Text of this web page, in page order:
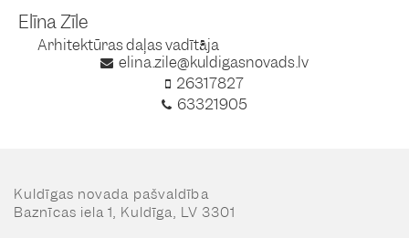
Elīna Zīle
Arhitektūras daļas vadītāja
26317827
63321905
elina.zile@kuldigasnovads.lv
Kuldīgas novada pašvaldība
Baznīcas iela 1, Kuldīga, LV 3301